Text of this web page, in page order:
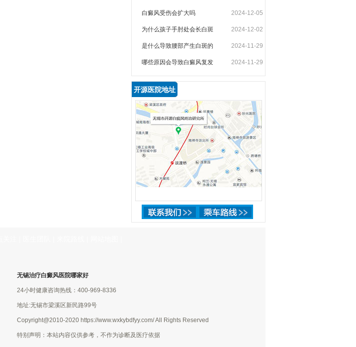
袁仁军，首席专家，
无锡开源白癜风医生...详
白癜风受伤会扩大吗 2024-12-05
为什么孩子手肘处会长白斑 2024-12-02
是什么导致腰部产生白斑的 2024-11-29
哪些原因会导致白癜风复发 2024-11-29
开源医院地址
无锡治疗白癜风医院哪家好
24小时健康咨询热线：400-969-8336
地址:无锡市梁溪区新民路99号
Copyright@2010-2020 https://www.wxkybdfyy.com/ All Rights Reserved
特别声明：本站内容仅供参考，不作为诊断及医疗依据